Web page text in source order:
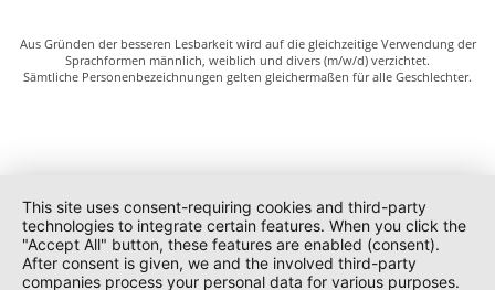
Aus Gründen der besseren Lesbarkeit wird auf die gleichzeitige Verwendung der
Sprachformen männlich, weiblich und divers (m/w/d) verzichtet.
Sämtliche Personenbezeichnungen gelten gleichermaßen für alle Geschlechter.
This site uses consent-requiring cookies and third-party
technologies to integrate certain features. When you click the
"Accept All" button, these features are enabled (consent).
After consent is given, we and the involved third-party
companies process your personal data for various purposes.